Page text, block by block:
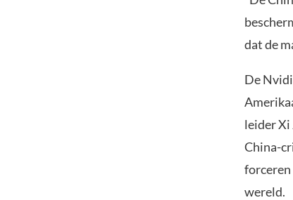
dat de
De
leider Xi
China-
forceren
wereld.